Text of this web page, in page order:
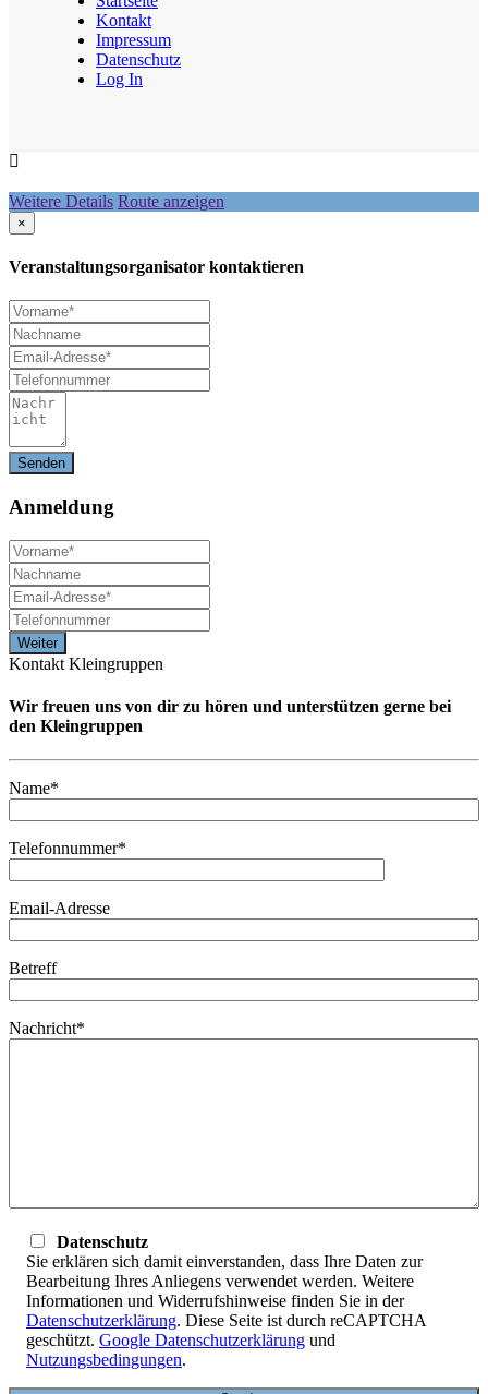
Kontakt
Impressum
Datenschutz
Log In
Weitere Details Route anzeigen
×
Veranstaltungsorganisator kontaktieren
Anmeldung
Kontakt Kleingruppen
Wir freuen uns von dir zu hören und unterstützen gerne bei
den Kleingruppen
Name*
Telefonnummer*
Email-Adresse
Betreff
Nachricht*
Datenschutz
Sie erklären sich damit einverstanden, dass Ihre Daten zur
Bearbeitung Ihres Anliegens verwendet werden. Weitere
Informationen und Widerrufshinweise finden Sie in der
Datenschutzerklärung. Diese Seite ist durch reCAPTCHA
geschützt. Google Datenschutzerklärung und
Nutzungsbedingungen.